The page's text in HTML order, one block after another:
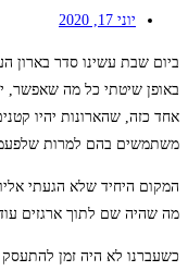
יוני 17, 2020
ביום שבת עשינו סדר בארון
באופן שיטתי כל מה שאפשר,
אחד כזה, שהארונות יהיו
משתמשים בהם למרות
המקום היחיד שלא הגעתי
מה שהיה שם לתוך ארגזים
כשעברנו לא היה זמן